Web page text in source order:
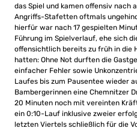
das Spiel und kamen offensiv nach
Angriffs-Stafetten oftmals
hierfür war nach 17 gespielten
Führung im Spielverlauf, ehe sich
offensichtlich bereits zu früh in die
hatten: Ohne Not durften die
einfacher Fehler sowie
Laufes bis zum Pausentee wieder
Bambergerinnen eine Chemnitzer
20 Minuten noch mit vereinten
ein 0:10-Lauf inklusive zweier
letzten Viertels schließlich für die